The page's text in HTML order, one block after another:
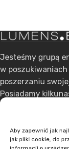
Aby zapewnić jak
jak pliki cookie, do
Jesteśmy grupą
w
poszerzaniu
Posiadamy
stawiamy na
ul.
+48 608 636 580